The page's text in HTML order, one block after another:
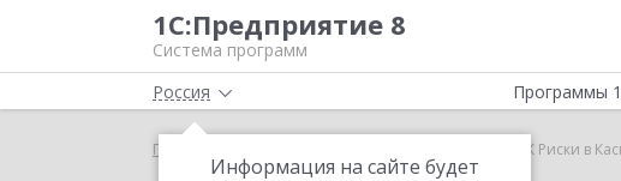
1С:Предприятие 8
Система программ
Россия
Информация на сайте будет
Программы
Главная 1СПАРК Риски в